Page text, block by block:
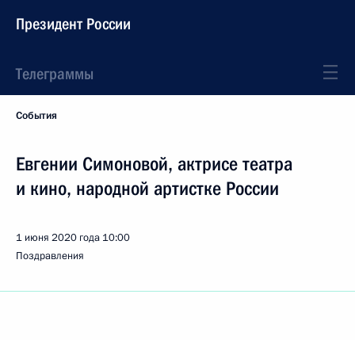
Президент России
Телеграммы
События
Евгении Симоновой, актрисе театра
и кино, народной артистке России
1 июня 2020 года 10:00
Поздравления